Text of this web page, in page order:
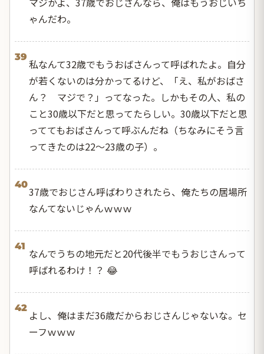
ゃんだわ。
39
私なんて32歳でもうおばさんって呼ばれたよ。自分
が若くないのは分かってるけど、「え、私がおばさ
ん？ マジで？」ってなった。しかもその人、私の
こと30歳以下だと思ってたらしい。30歳以下だと思
っててもおばさんって呼ぶんだね（ちなみにそう言
ってきたのは22〜23歳の子）。
40
37歳でおじさん呼ばわりされたら、俺たちの居場所
なんてないじゃんｗｗｗ
41
なんでうちの地元だと20代後半でもうおじさんって
呼ばれるわけ！？ 😂
42
よし、俺はまだ36歳だからおじさんじゃないな。セ
ーフｗｗｗ